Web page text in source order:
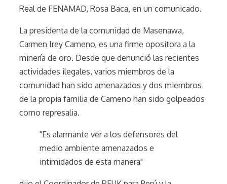
Real de FENAMAD, Rosa Baca, en un comunicado.
La presidenta de la comunidad de Masenawa,
Carmen Irey Cameno, es una firme opositora a la
minería de oro. Desde que denunció las recientes
actividades ilegales, varios miembros de la
comunidad han sido amenazados y dos miembros
de la propia familia de Cameno han sido golpeados
como represalia.
"Es alarmante ver a los defensores del
medio ambiente amenazados e
intimidados de esta manera"